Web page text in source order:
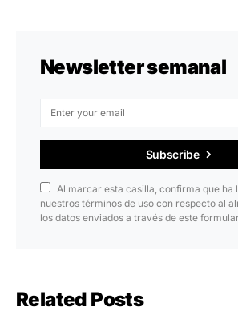
Newsletter semanal
Subscribe
Al marcar esta casilla, confirma que ha
nuestros términos de uso con respecto al
los datos enviados a través de este
Related Posts